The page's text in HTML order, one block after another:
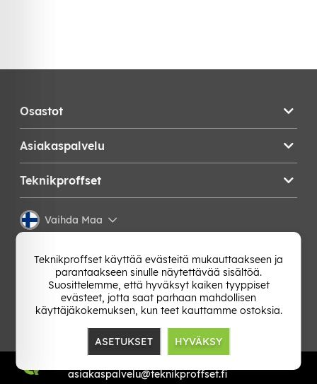
Osastot
Asiakaspalvelu
Teknikproffset
Vaihda Maa
asiakaspalvelu@teknikproffset.fi
Teknikproffset käyttää evästeitä mukauttaakseen ja
parantaakseen sinulle näytettävää sisältöä.
Suosittelemme, että hyväksyt kaiken tyyppiset
evästeet, jotta saat parhaan mahdollisen
käyttäjäkokemuksen, kun teet kauttamme ostoksia.
ASETUKSET HYVÄKSY